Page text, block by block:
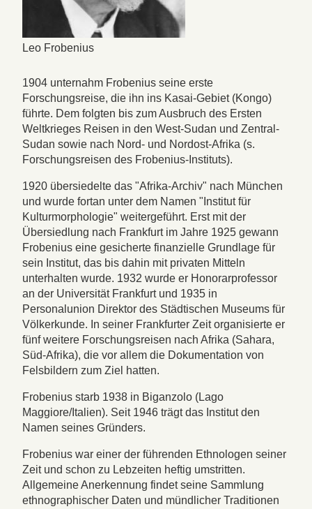
Leo Frobenius
1904 unternahm Frobenius seine erste
Forschungsreise, die ihn ins Kasai-Gebiet (Kongo)
führte. Dem folgten bis zum Ausbruch des Ersten
Weltkrieges Reisen in den West-Sudan und Zentral-
Sudan sowie nach Nord- und Nordost-Afrika (s.
Forschungsreisen des Frobenius-Instituts).
1920 übersiedelte das "Afrika-Archiv" nach München
und wurde fortan unter dem Namen "Institut für
Kulturmorphologie" weitergeführt. Erst mit der
Übersiedlung nach Frankfurt im Jahre 1925 gewann
Frobenius eine gesicherte finanzielle Grundlage für
sein Institut, das bis dahin mit privaten Mitteln
unterhalten wurde. 1932 wurde er Honorarprofessor
an der Universität Frankfurt und 1935 in
Personalunion Direktor des Städtischen Museums für
Völkerkunde. In seiner Frankfurter Zeit organisierte er
fünf weitere Forschungsreisen nach Afrika (Sahara,
Süd-Afrika), die vor allem die Dokumentation von
Felsbildern zum Ziel hatten.
Frobenius starb 1938 in Biganzolo (Lago
Maggiore/Italien). Seit 1946 trägt das Institut den
Namen seines Gründers.
Frobenius war einer der führenden Ethnologen seiner
Zeit und schon zu Lebzeiten heftig umstritten.
Allgemeine Anerkennung findet seine Sammlung
ethnographischer Daten und mündlicher Traditionen